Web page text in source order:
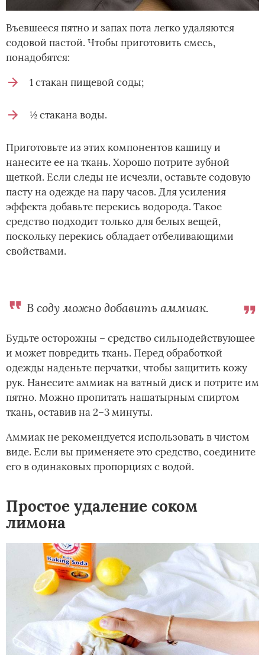
Въевшееся пятно и запах пота легко удаляются
содовой пастой. Чтобы приготовить смесь,
понадобятся:
1 стакан пищевой соды;
½ стакана воды.
Приготовьте из этих компонентов кашицу и
нанесите ее на ткань. Хорошо потрите зубной
щеткой. Если следы не исчезли, оставьте содовую
пасту на одежде на пару часов. Для усиления
эффекта добавьте перекись водорода. Такое
средство подходит только для белых вещей,
поскольку перекись обладает отбеливающими
свойствами.
В соду можно добавить аммиак.
Будьте осторожны – средство сильнодействующее
и может повредить ткань. Перед обработкой
одежды наденьте перчатки, чтобы защитить кожу
рук. Нанесите аммиак на ватный диск и потрите им
пятно. Можно пропитать нашатырным спиртом
ткань, оставив на 2–3 минуты.
Аммиак не рекомендуется использовать в чистом
виде. Если вы применяете это средство, соедините
его в одинаковых пропорциях с водой.
Простое удаление соком
лимона